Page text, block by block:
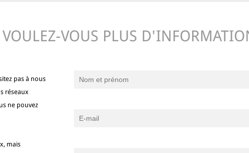
VOULEZ-VOUS PLUS
pas à nous
réseaux
ne pouvez
mais